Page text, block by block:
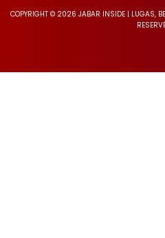
COPYRIGHT © 2026 JABAR INSIDE | LUGAS,